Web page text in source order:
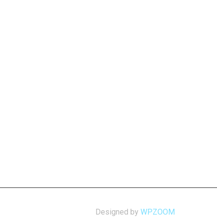
Designed by WPZOOM